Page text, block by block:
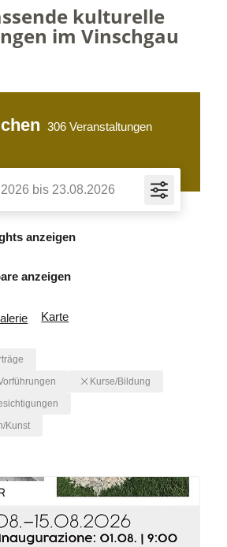
kulturelle
im Vinschgau
306 Veranstaltungen
anzeigen
anzeigen
Karte
Kurse/Bildung
Kunst